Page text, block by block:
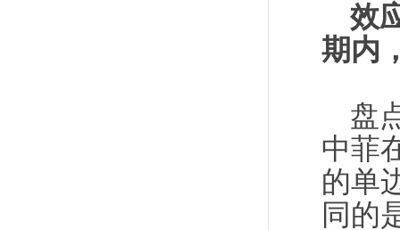
效
期内
盘
中菲
的单
同的